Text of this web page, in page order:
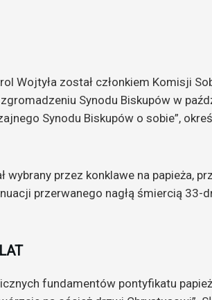
Wojtyła został członkiem Komisji
Synodu Biskupów w
Synodu Biskupów o sobie”,
wybrany przez konklawe na papieża,
przerwanego nagłą śmiercią 33-
fundamentów pontyfikatu